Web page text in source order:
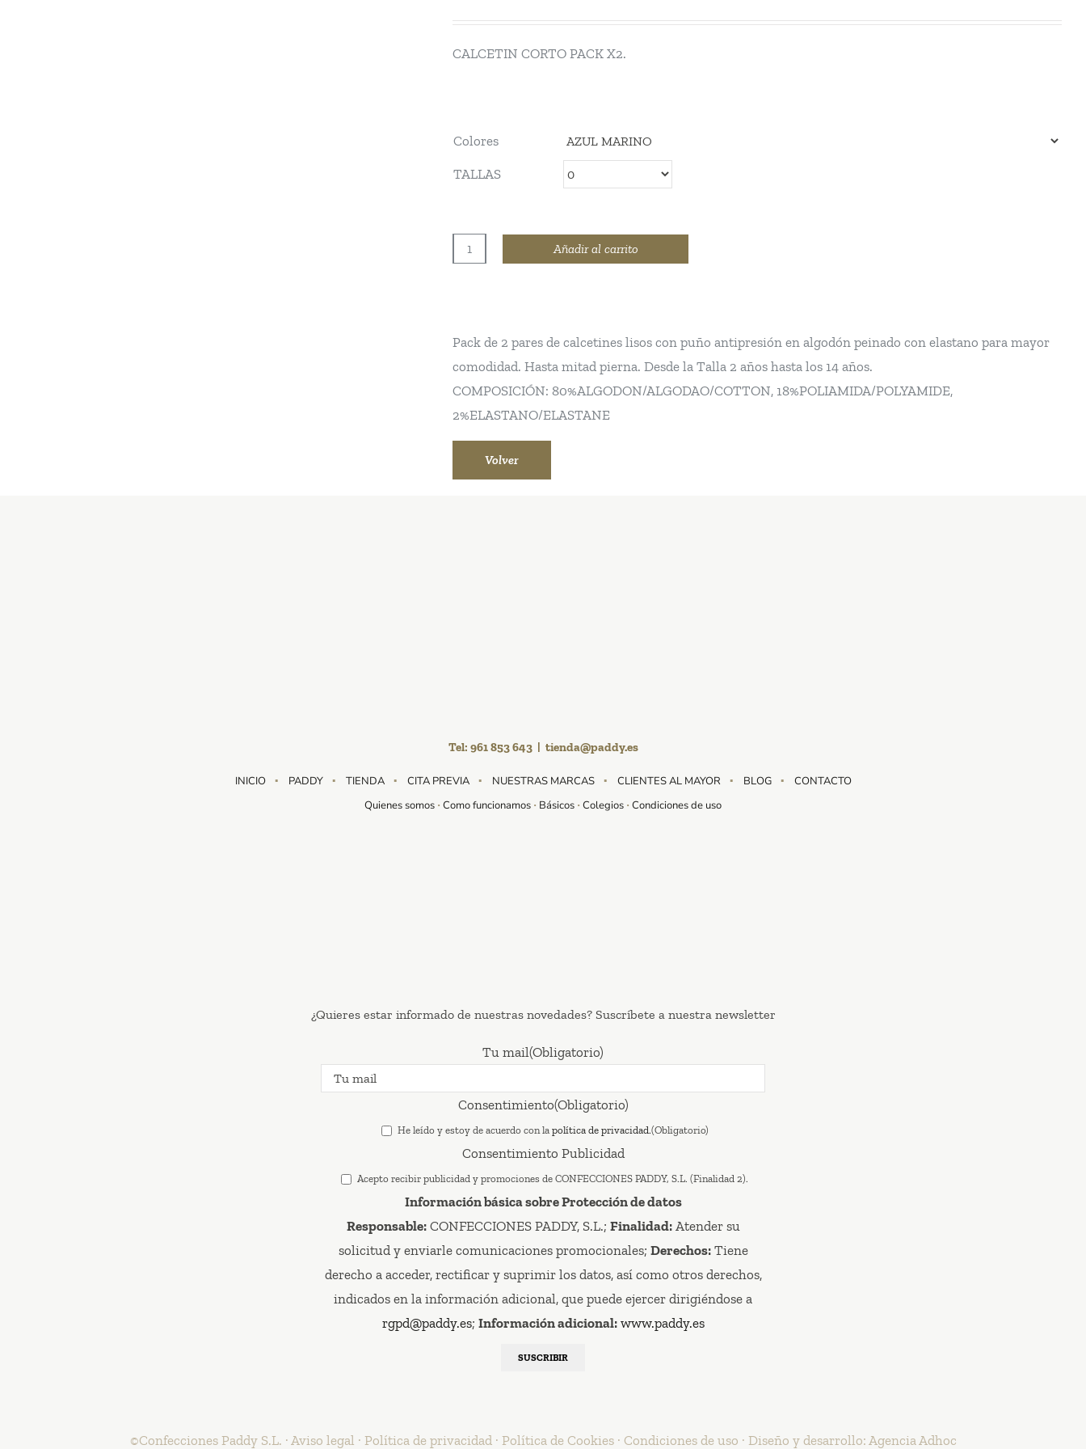
desde
CALCETIN CORTO PACK X2.
Colores
TALLAS
CALCETIN
Añadir al carrito
Pack de 2 pares de calcetines lisos con puño antipresión en algodón peinado con elastano para mayor
comodidad. Hasta mitad pierna. Desde la Talla 2 años hasta los 14 años.
COMPOSICIÓN: 80%ALGODON/ALGODAO/COTTON, 18%POLIAMIDA/POLYAMIDE,
2%ELASTANO/ELASTANE
Volver
Tel: 961 853 643 | tienda@paddy.es
INICIO PADDY TIENDA CITA PREVIA NUESTRAS MARCAS CLIENTES AL MAYOR BLOG
CONTACTO
Quienes somos Como funcionamos Básicos Colegios Condiciones de uso
¿Quieres estar informado de nuestras novedades? Suscríbete a nuestra newsletter
Tu mail(Obligatorio)
Consentimiento(Obligatorio)
He leído y estoy de acuerdo con la política de privacidad.(Obligatorio)
Consentimiento Publicidad
Acepto recibir publicidad y promociones de CONFECCIONES PADDY, S.L. (Finalidad 2).
Información básica sobre Protección de datos
Responsable:CONFECCIONES PADDY, S.L.; Finalidad:Atender su
solicitud y enviarle comunicaciones promocionales; Derechos:Tiene
derecho a acceder, rectificar y suprimir los datos, así como otros derechos,
indicados en la información adicional, que puede ejercer dirigiéndose a
rgpd@paddy.es; Información adicional: www.paddy.es
SUSCRIBIR
©Confecciones Paddy S.L. · Aviso legal · Política de privacidad· Política de Cookies· Condiciones de uso · Diseño y desarrollo: Agencia Adhoc